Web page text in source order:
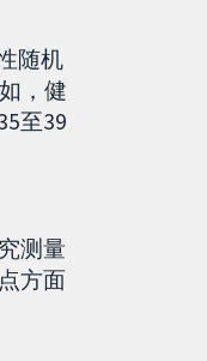
随机
，健
至39
测量
方面